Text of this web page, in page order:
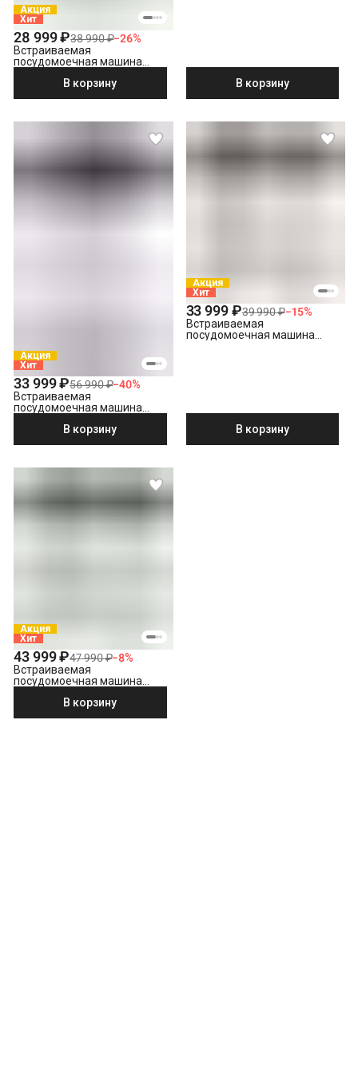
Акция
Хит
28 999 ₽38 990 ₽−26%
Встраиваемая
посудомоечная машина
В корзину
В корзину
Акция
Хит
33 999 ₽56 990 ₽−40%
Встраиваемая
посудомоечная машина
В корзину
Акция
Хит
33 999 ₽39 990 ₽−15%
Встраиваемая
посудомоечная машина
В корзину
Акция
Хит
43 999 ₽47 990 ₽−8%
Встраиваемая
посудомоечная машина
В корзину